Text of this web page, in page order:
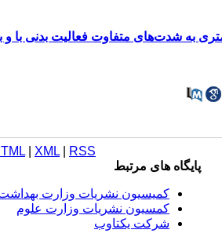
به شدت‌های متفاوت فعالیت بدنی با
XML
RSS
پایگاه های مرتبط
کمیسیون نشریات وزارت
کمسیون نشریات وزارت علوم
شرکت یکتاوب